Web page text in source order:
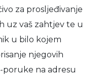
za prosljeđivanje
uz vaš zahtjev te u
u bilo kojem
njegovih
poruke na adresu